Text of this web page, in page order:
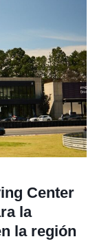
Center
la
la región